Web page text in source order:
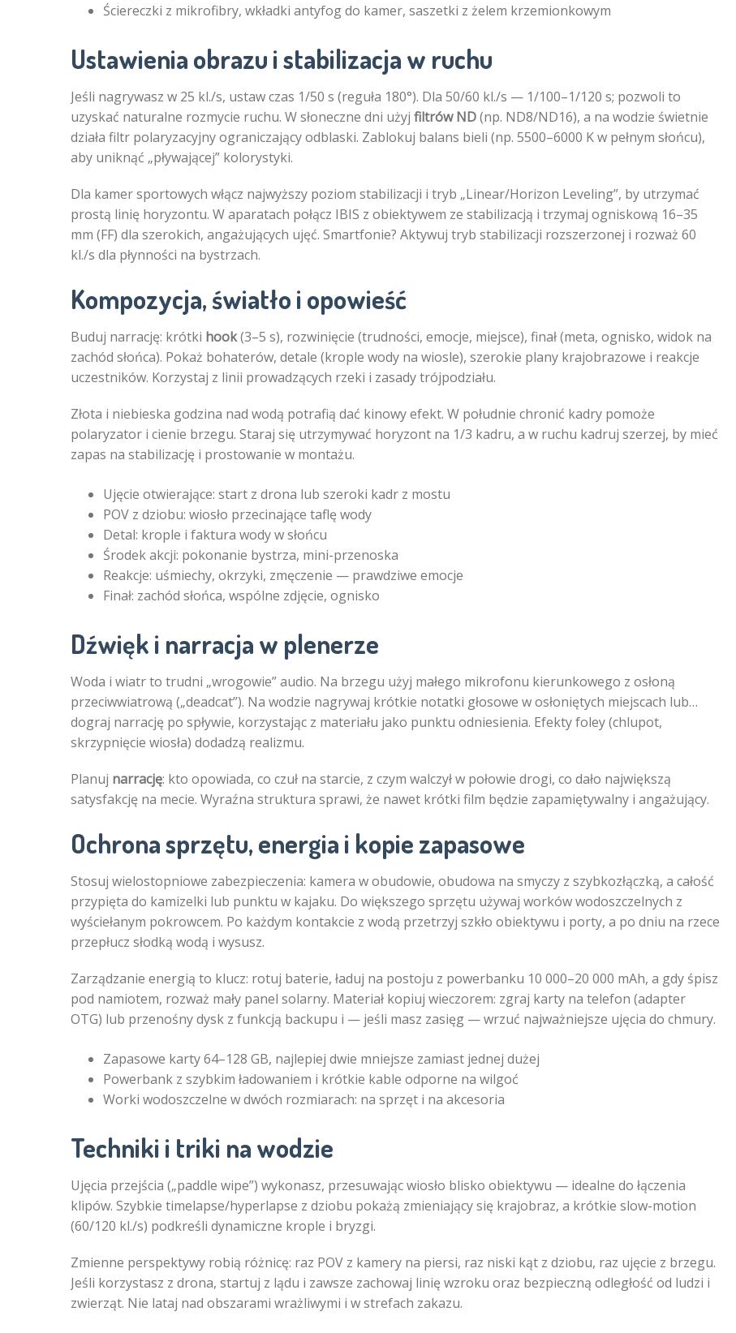
Ściereczki z mikrofibry, wkładki antyfog do kamer, saszetki z żelem krzemionkowym
Ustawienia obrazu i stabilizacja w ruchu
Jeśli nagrywasz w 25 kl./s, ustaw czas 1/50 s (reguła 180°). Dla 50/60 kl./s — 1/100–1/120 s; pozwoli to
uzyskać naturalne rozmycie ruchu. W słoneczne dni użyj filtrów ND(np. ND8/ND16), a na wodzie świetnie
działa filtr polaryzacyjny ograniczający odblaski. Zablokuj balans bieli (np. 5500–6000 K w pełnym słońcu),
aby uniknąć „pływającej” kolorystyki.
Dla kamer sportowych włącz najwyższy poziom stabilizacji i tryb „Linear/Horizon Leveling”, by utrzymać
prostą linię horyzontu. W aparatach połącz IBIS z obiektywem ze stabilizacją i trzymaj ogniskową 16–35
mm (FF) dla szerokich, angażujących ujęć. Smartfonie? Aktywuj tryb stabilizacji rozszerzonej i rozważ 60
kl./s dla płynności na bystrzach.
Kompozycja, światło i opowieść
Buduj narrację: krótki hook(3–5 s), rozwinięcie (trudności, emocje, miejsce), finał (meta, ognisko, widok na
zachód słońca). Pokaż bohaterów, detale (krople wody na wiosle), szerokie plany krajobrazowe i reakcje
uczestników. Korzystaj z linii prowadzących rzeki i zasady trójpodziału.
Złota i niebieska godzina nad wodą potrafią dać kinowy efekt. W południe chronić kadry pomoże
polaryzator i cienie brzegu. Staraj się utrzymywać horyzont na 1/3 kadru, a w ruchu kadruj szerzej, by mieć
zapas na stabilizację i prostowanie w montażu.
Ujęcie otwierające: start z drona lub szeroki kadr z mostu
POV z dziobu: wiosło przecinające taflę wody
Detal: krople i faktura wody w słońcu
Środek akcji: pokonanie bystrza, mini-przenoska
Reakcje: uśmiechy, okrzyki, zmęczenie — prawdziwe emocje
Finał: zachód słońca, wspólne zdjęcie, ognisko
Dźwięk i narracja w plenerze
Woda i wiatr to trudni „wrogowie” audio. Na brzegu użyj małego mikrofonu kierunkowego z osłoną
przeciwwiatrową („deadcat”). Na wodzie nagrywaj krótkie notatki głosowe w osłoniętych miejscach lub…
dograj narrację po spływie, korzystając z materiału jako punktu odniesienia. Efekty foley (chlupot,
skrzypnięcie wiosła) dodadzą realizmu.
Planuj narrację: kto opowiada, co czuł na starcie, z czym walczył w połowie drogi, co dało największą
satysfakcję na mecie. Wyraźna struktura sprawi, że nawet krótki film będzie zapamiętywalny i angażujący.
Ochrona sprzętu, energia i kopie zapasowe
Stosuj wielostopniowe zabezpieczenia: kamera w obudowie, obudowa na smyczy z szybkozłączką, a całość
przypięta do kamizelki lub punktu w kajaku. Do większego sprzętu używaj worków wodoszczelnych z
wyściełanym pokrowcem. Po każdym kontakcie z wodą przetrzyj szkło obiektywu i porty, a po dniu na rzece
przepłucz słodką wodą i wysusz.
Zarządzanie energią to klucz: rotuj baterie, ładuj na postoju z powerbanku 10 000–20 000 mAh, a gdy śpisz
pod namiotem, rozważ mały panel solarny. Materiał kopiuj wieczorem: zgraj karty na telefon (adapter
OTG) lub przenośny dysk z funkcją backupu i — jeśli masz zasięg — wrzuć najważniejsze ujęcia do chmury.
Zapasowe karty 64–128 GB, najlepiej dwie mniejsze zamiast jednej dużej
Powerbank z szybkim ładowaniem i krótkie kable odporne na wilgoć
Worki wodoszczelne w dwóch rozmiarach: na sprzęt i na akcesoria
Techniki i triki na wodzie
Ujęcia przejścia („paddle wipe”) wykonasz, przesuwając wiosło blisko obiektywu — idealne do łączenia
klipów. Szybkie timelapse/hyperlapse z dziobu pokażą zmieniający się krajobraz, a krótkie slow-motion
(60/120 kl./s) podkreśli dynamiczne krople i bryzgi.
Zmienne perspektywy robią różnicę: raz POV z kamery na piersi, raz niski kąt z dziobu, raz ujęcie z brzegu.
Jeśli korzystasz z drona, startuj z lądu i zawsze zachowaj linię wzroku oraz bezpieczną odległość od ludzi i
zwierząt. Nie lataj nad obszarami wrażliwymi i w strefach zakazu.